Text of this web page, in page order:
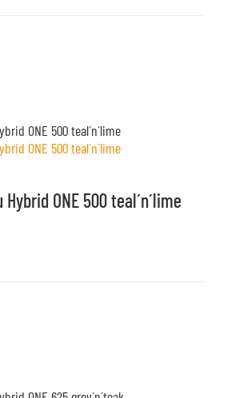
ONE 500 teal´n´lime